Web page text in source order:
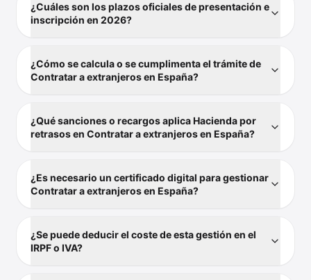
¿Cuáles son los plazos oficiales de presentación e
inscripción en 2026?
¿Cómo se calcula o se cumplimenta el trámite de
Contratar a extranjeros en España?
¿Qué sanciones o recargos aplica Hacienda por
retrasos en Contratar a extranjeros en España?
¿Es necesario un certificado digital para gestionar
Contratar a extranjeros en España?
¿Se puede deducir el coste de esta gestión en el
IRPF o IVA?